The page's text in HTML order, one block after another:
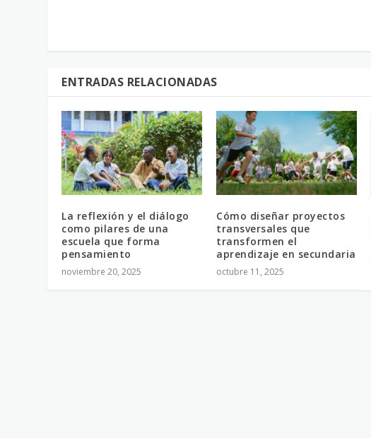
ENTRADAS RELACIONADAS
La reflexión y el diálogo
como pilares de una
escuela que forma
pensamiento
noviembre 20, 2025
Cómo diseñar proyectos
transversales que
transformen el
aprendizaje en secundaria
octubre 11, 2025